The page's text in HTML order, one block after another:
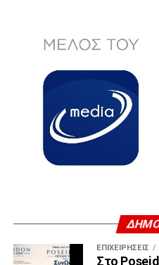
ΕΠΙΧΕΙΡΉΣΕΙΣ
Στο